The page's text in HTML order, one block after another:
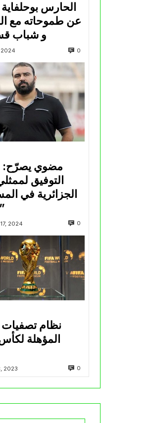
الحارس
عن طموحاته مع
و شباب
0
مضوي يصرّح:
التوفيق
الجزائرية في
القارية”
2024 0
نظام تصفيات
المؤهلة
2023 0